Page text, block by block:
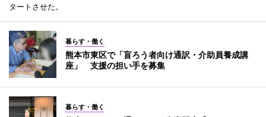
タートさせた。
暮らす・働く
熊本市東区で「盲ろう者向け通訳・介助員養成講
座」 支援の担い手を募集
暮らす・働く